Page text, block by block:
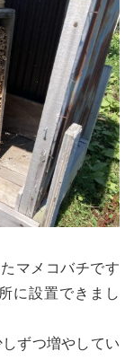
マメコバチです
に設置できまし
ずつ増やしてい